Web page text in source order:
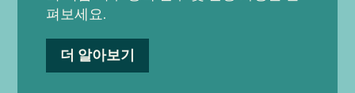
펴보세요.
더 알아보기